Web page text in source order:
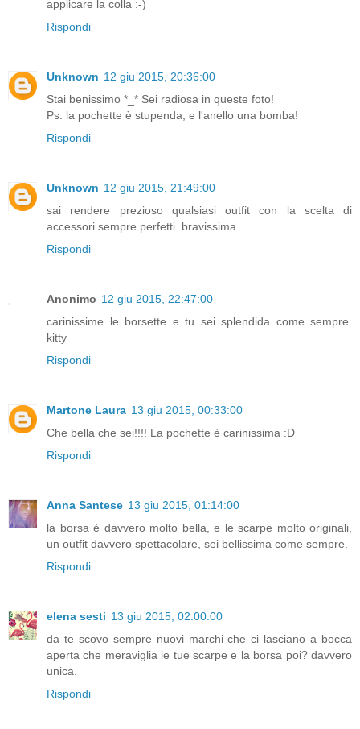
applicare la colla :-)
Rispondi
Unknown 12 giu 2015, 20:36:00
Stai benissimo *_* Sei radiosa in queste foto!
Ps. la pochette è stupenda, e l'anello una bomba!
Rispondi
Unknown 12 giu 2015, 21:49:00
sai rendere prezioso qualsiasi outfit con la scelta di
accessori sempre perfetti. bravissima
Rispondi
Anonimo 12 giu 2015, 22:47:00
carinissime le borsette e tu sei splendida come sempre.
kitty
Rispondi
Martone Laura 13 giu 2015, 00:33:00
Che bella che sei!!!! La pochette è carinissima :D
Rispondi
Anna Santese 13 giu 2015, 01:14:00
la borsa è davvero molto bella, e le scarpe molto originali,
un outfit davvero spettacolare, sei bellissima come sempre.
Rispondi
elena sesti 13 giu 2015, 02:00:00
da te scovo sempre nuovi marchi che ci lasciano a bocca
aperta che meraviglia le tue scarpe e la borsa poi? davvero
unica.
Rispondi